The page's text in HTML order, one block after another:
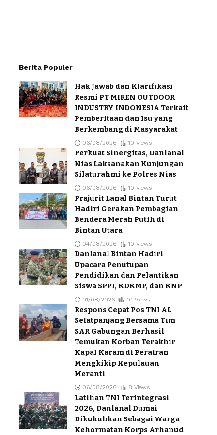
Berita Populer
Hak Jawab dan Klarifikasi
Resmi PT MIREN OUTDOOR
INDUSTRY INDONESIA Terkait
Pemberitaan dan Isu yang
Berkembang di Masyarakat
06/08/2026 10 Views
Perkuat Sinergitas, Danlanal
Nias Laksanakan Kunjungan
Silaturahmi ke Polres Nias
06/08/2026 10 Views
Prajurit Lanal Bintan Turut
Hadiri Gerakan Pembagian
Bendera Merah Putih di
Bintan Utara
04/08/2026 10 Views
Danlanal Bintan Hadiri
Upacara Penutupan
Pendidikan dan Pelantikan
Siswa SPPI, KDKMP, dan KNP
01/08/2026 10 Views
Respons Cepat Pos TNI AL
Selatpanjang Bersama Tim
SAR Gabungan Berhasil
Temukan Korban Terakhir
Kapal Karam di Perairan
Mengkikip Kepulauan
Meranti
06/08/2026 8 Views
Latihan TNI Terintegrasi
2026, Danlanal Dumai
Dikukuhkan Sebagai Warga
Kehormatan Korps Arhanud